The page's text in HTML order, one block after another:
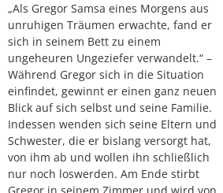
„Als Gregor Samsa eines Morgens aus
unruhigen Träumen erwachte, fand er
sich in seinem Bett zu einem
ungeheuren Ungeziefer verwandelt.“ –
Während Gregor sich in die Situation
einfindet, gewinnt er einen ganz neuen
Blick auf sich selbst und seine Familie.
Indessen wenden sich seine Eltern und
Schwester, die er bislang versorgt hat,
von ihm ab und wollen ihn schließlich
nur noch loswerden. Am Ende stirbt